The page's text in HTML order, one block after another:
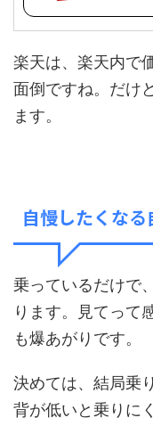
楽天は、楽天内で
面倒ですね。だけ
ます。
自慢したくなる
乗っているだけで
ります。見てって
も爆あがりです。
決めては、結局乗
背が低いと乗りに